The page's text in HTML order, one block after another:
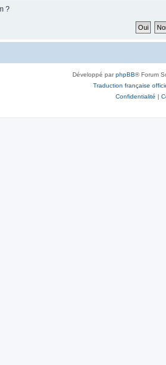
?
Développé parphpBB® Forum
Traduction française
Confidentialité |